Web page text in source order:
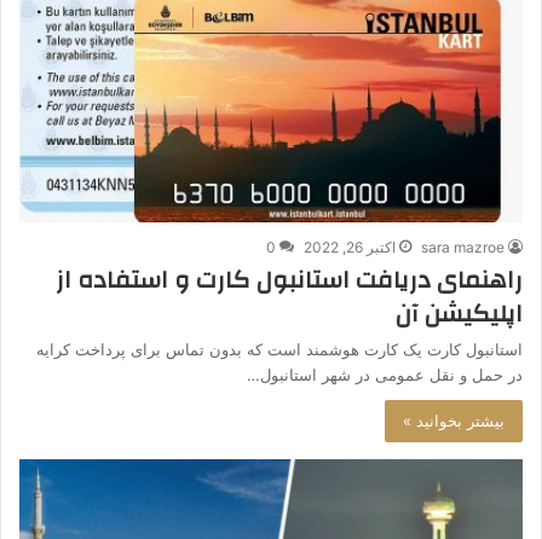
sara mazroe اکتبر 26, 2022 0
راهنمای دریافت استانبول کارت و استفاده از
اپلیکیشن آن
استانبول کارت یک کارت هوشمند است که بدون تماس برای پرداخت کرایه
در حمل و نقل عمومی در شهر استانبول…
بیشتر بخوانید »